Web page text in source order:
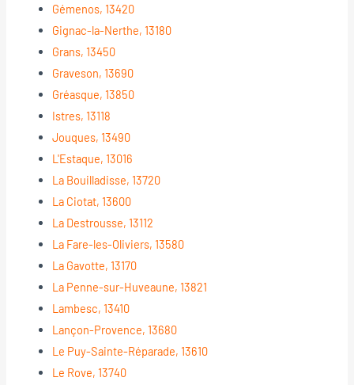
Gémenos, 13420
Gignac-la-Nerthe, 13180
Grans, 13450
Graveson, 13690
Gréasque, 13850
Istres, 13118
Jouques, 13490
L'Estaque, 13016
La Bouilladisse, 13720
La Ciotat, 13600
La Destrousse, 13112
La Fare-les-Oliviers, 13580
La Gavotte, 13170
La Penne-sur-Huveaune, 13821
Lambesc, 13410
Lançon-Provence, 13680
Le Puy-Sainte-Réparade, 13610
Le Rove, 13740